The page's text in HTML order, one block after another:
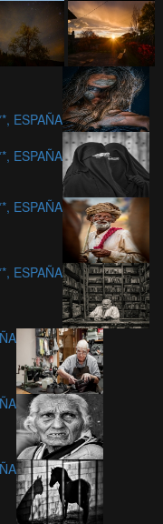
ESPAÑA
ESPAÑA
ESPAÑA
ESPAÑA